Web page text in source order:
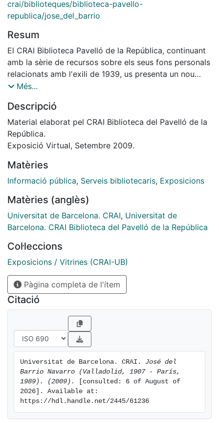
crai/biblioteques/biblioteca-pavello-
republica/jose_del_barrio
Resum
El CRAI Biblioteca Pavelló de la República, continuant
amb la sèrie de recursos sobre els seus fons personals
relacionats amb l'exili de 1939, us presenta un nou
recull monogràfic dedicat al polític i militar José del
Amb aquest nou recurs volem contribuir en
l'homenatge de qui fou protagonista -juntament amb
milers de catalans- de l'exili de 1939 i, també, donar
difusió al material existent als nostres fons sobre
Més...
Descripció
Material elaborat pel CRAI Biblioteca del Pavelló de la
República.
Exposició Virtual, Setembre 2009.
Matèries
Informació pública, Serveis bibliotecaris, Exposicions
Matèries (anglès)
Universitat de Barcelona. CRAI, Universitat de
Barcelona. CRAI Biblioteca del Pavelló de la República
Col·leccions
Exposicions / Vitrines (CRAI-UB)
Pàgina completa de l'ítem
Citació
Universitat de Barcelona. CRAI. José del
Barrio Navarro (Valladolid, 1907 - París,
1989). (2009).
[consulted: 6 of August of
2026]. Available at:
https://hdl.handle.net/2445/61236